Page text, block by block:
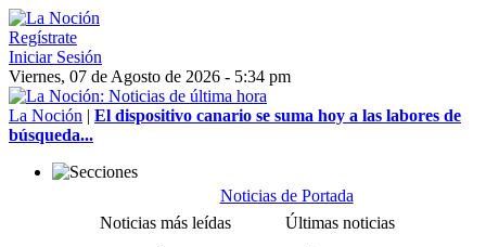
Regístrate
Iniciar Sesión
Viernes, 07 de Agosto de 2026 - 5:34 pm
La Noción | El dispositivo canario se suma hoy a las labores de
búsqueda...
Noticias de Portada
Noticias más leídas
Últimas noticias